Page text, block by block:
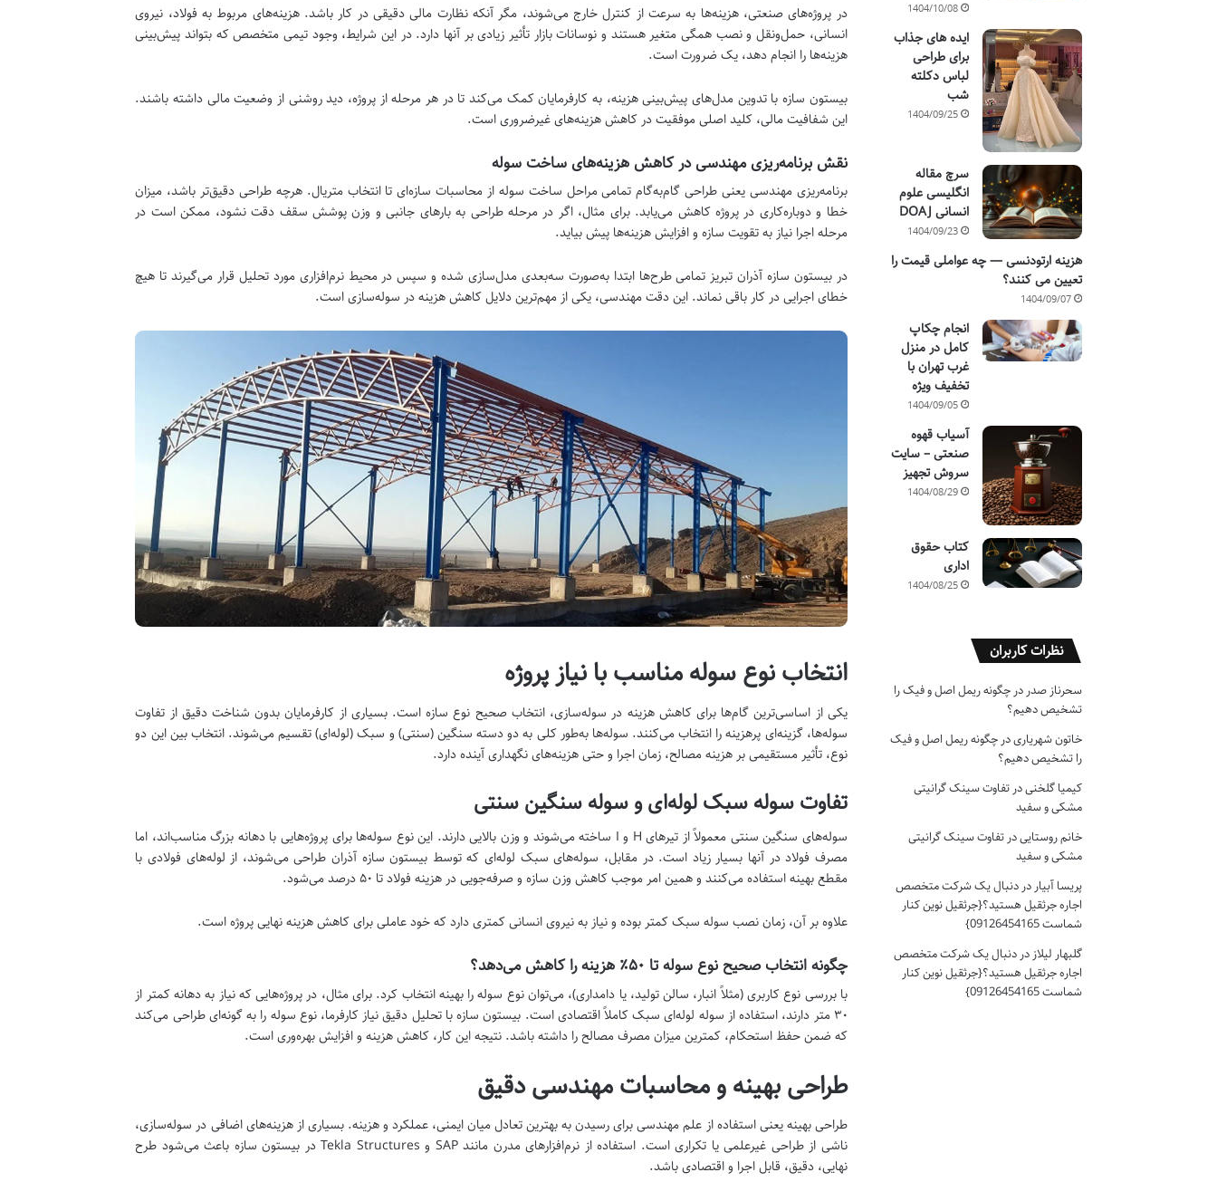
در پروژه‌های صنعتی، هزینه‌ها به سرعت از کنترل خارج می‌شوند، مگر آنکه نظارت مالی دقیقی در کار باشد. هزینه‌های مربوط به فولاد، نیروی
انسانی، حمل‌ونقل و نصب همگی متغیر هستند و نوسانات بازار تأثیر زیادی بر آنها دارد. در این شرایط، وجود تیمی متخصص که بتواند پیش‌بینی
هزینه‌ها را انجام دهد، یک ضرورت است.
بیستون سازه با تدوین مدل‌های پیش‌بینی هزینه، به کارفرمایان کمک می‌کند تا در هر مرحله از پروژه، دید روشنی از وضعیت مالی داشته باشند.
این شفافیت مالی، کلید اصلی موفقیت در کاهش هزینه‌های غیرضروری است.
نقش برنامه‌ریزی مهندسی در کاهش هزینه‌های ساخت سوله
برنامه‌ریزی مهندسی یعنی طراحی گام‌به‌گام تمامی مراحل ساخت سوله از محاسبات سازه‌ای تا انتخاب متریال. هرچه طراحی دقیق‌تر باشد، میزان
خطا و دوباره‌کاری در پروژه کاهش می‌یابد. برای مثال، اگر در مرحله طراحی به بارهای جانبی و وزن پوشش سقف دقت نشود، ممکن است در
مرحله اجرا نیاز به تقویت سازه و افزایش هزینه‌ها پیش بیاید.
در بیستون سازه آذران تبریز تمامی طرح‌ها ابتدا به‌صورت سه‌بعدی مدل‌سازی شده و سپس در محیط نرم‌افزاری مورد تحلیل قرار می‌گیرند تا هیچ
خطای اجرایی در کار باقی نماند. این دقت مهندسی، یکی از مهم‌ترین دلایل کاهش هزینه در سوله‌سازی است.
انتخاب نوع سوله مناسب با نیاز پروژه
یکی از اساسی‌ترین گام‌ها برای کاهش هزینه در سوله‌سازی، انتخاب صحیح نوع سازه است. بسیاری از کارفرمایان بدون شناخت دقیق از تفاوت
سوله‌ها، گزینه‌ای پرهزینه را انتخاب می‌کنند. سوله‌ها به‌طور کلی به دو دسته سنگین (سنتی) و سبک (لوله‌ای) تقسیم می‌شوند. انتخاب بین این دو
نوع، تأثیر مستقیمی بر هزینه مصالح، زمان اجرا و حتی هزینه‌های نگهداری آینده دارد.
تفاوت سوله سبک لوله‌ای و سوله سنگین سنتی
سوله‌های سنگین سنتی معمولاً از تیرهای H و I ساخته می‌شوند و وزن بالایی دارند. این نوع سوله‌ها برای پروژه‌هایی با دهانه بزرگ مناسب‌اند، اما
مصرف فولاد در آنها بسیار زیاد است. در مقابل، سوله‌های سبک لوله‌ای که توسط بیستون سازه آذران طراحی می‌شوند، از لوله‌های فولادی با
مقطع بهینه استفاده می‌کنند و همین امر موجب کاهش وزن سازه و صرفه‌جویی در هزینه فولاد تا ۵۰ درصد می‌شود.
علاوه بر آن، زمان نصب سوله سبک کمتر بوده و نیاز به نیروی انسانی کمتری دارد که خود عاملی برای کاهش هزینه نهایی پروژه است.
چگونه انتخاب صحیح نوع سوله تا ۵۰٪ هزینه را کاهش می‌دهد؟
با بررسی نوع کاربری (مثلاً انبار، سالن تولید، یا دامداری)، می‌توان نوع سوله را بهینه انتخاب کرد. برای مثال، در پروژه‌هایی که نیاز به دهانه کمتر از
۳۰ متر دارند، استفاده از سوله لوله‌ای سبک کاملاً اقتصادی است. بیستون سازه با تحلیل دقیق نیاز کارفرما، نوع سوله را به گونه‌ای طراحی می‌کند
که ضمن حفظ استحکام، کمترین میزان مصرف مصالح را داشته باشد. نتیجه این کار، کاهش هزینه و افزایش بهره‌وری است.
طراحی بهینه و محاسبات مهندسی دقیق
طراحی بهینه یعنی استفاده از علم مهندسی برای رسیدن به بهترین تعادل میان ایمنی، عملکرد و هزینه. بسیاری از هزینه‌های اضافی در سوله‌سازی،
ناشی از طراحی غیرعلمی یا تکراری است. استفاده از نرم‌افزارهای مدرن مانند SAP و Tekla Structures در بیستون سازه باعث می‌شود طرح
نهایی، دقیق، قابل اجرا و اقتصادی باشد.
1404/10/08
ایده های جذاب
برای طراحی
لباس دکلته
شب
1404/09/25
سرچ مقاله
انگلیسی علوم
انسانی DOAJ
1404/09/23
هزینه ارتودنسی — چه عواملی قیمت را
تعیین می کنند؟
1404/09/07
انجام چکاپ
کامل در منزل
غرب تهران با
تخفیف ویژه
1404/09/05
آسیاب قهوه
صنعتی – سایت
سروش تجهیز
1404/08/29
کتاب حقوق
اداری
1404/08/25
نظرات کاربران
سحرناز صدر درچگونه ریمل اصل و فیک را
تشخیص دهیم؟
خاتون شهریاریدرچگونه ریمل اصل و فیک
را تشخیص دهیم؟
کیمیا گلخنیدرتفاوت سینک گرانیتی
مشکی و سفید
خانم روستاییدرتفاوت سینک گرانیتی
مشکی و سفید
پریسا آبیار دردنبال یک شرکت متخصص
اجاره جرثقیل هستید؟{جرثقیل نوین کنار
شماست 09126454165}
گلبهار لیلاز دردنبال یک شرکت متخصص
اجاره جرثقیل هستید؟{جرثقیل نوین کنار
شماست 09126454165}